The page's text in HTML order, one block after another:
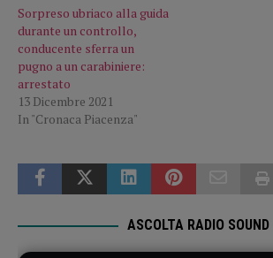
Sorpreso ubriaco alla guida
durante un controllo,
conducente sferra un
pugno a un carabiniere:
arrestato
13 Dicembre 2021
In "Cronaca Piacenza"
ASCOLTA RADIO SOUND